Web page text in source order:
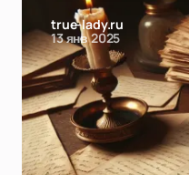
true-lady.ru
13 янв 2025